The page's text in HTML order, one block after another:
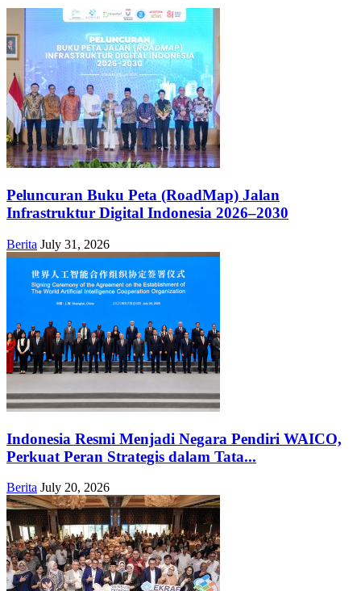
Peluncuran Buku Peta (RoadMap) Jalan
Infrastruktur Digital Indonesia 2026–2030
Berita July 31, 2026
Indonesia Resmi Menjadi Negara Pendiri WAICO,
Perkuat Peran Strategis dalam Tata...
Berita July 20, 2026